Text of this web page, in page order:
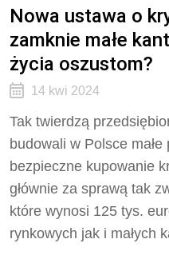
Nowa ustawa o
zamknie małe
życia oszustom?
14 kwi 2024
Tak twierdzą
budowali w Polsce małe
bezpieczne kupowanie
głównie za sprawą tak
które wynosi 125 tys.
rynkowych jak i małych